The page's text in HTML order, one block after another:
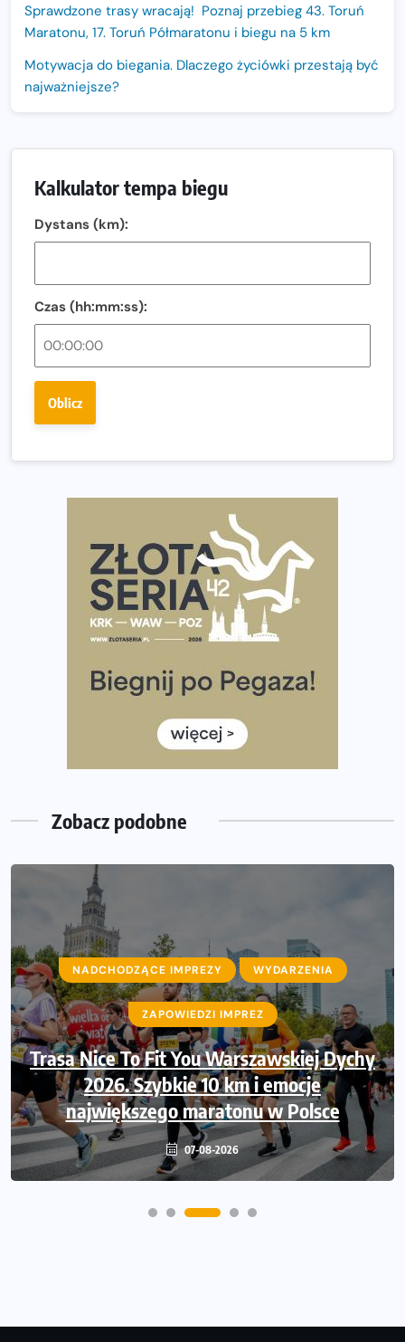
Sprawdzone trasy wracają! Poznaj przebieg 43. Toruń
Maratonu, 17. Toruń Półmaratonu i biegu na 5 km
Motywacja do biegania. Dlaczego życiówki przestają być
najważniejsze?
Sprawdzony przebieg i profil stworzony do szybkiego
biegania
Amazfit Balance 3: Kompleksowe narzędzie dla biegacza
i zawodnika Hyrox?
Regeneracja w bieganiu. Co warto o niej wiedzieć?
Ostatnie wolne miejsca na jubileuszowy Bieg
dniu.
wybiera wyzwanie trzech największych maratonów w
Praska 5k Run gospodarzem Mistrzostw Polski
Największy Bieg Powstania Warszawskiego w historii.
Ponad 12 tysięcy uczestników pobiegło dla Bohaterów!
Tętno vs tempo – czym kierować się w bieganiu?
Co ma dużo białka? Produkty, które warto włączyć do
Rozbiegany Olsztyn szykuje się na weekend z
Już w tę sobotę 35. Bieg Powstania Warszawskiego.
Wystartuje rekordowa liczba uczestników
Kalkulator tempa biegu
Dystans (km):
Czas (hh:mm:ss):
Oblicz
Zobacz podobne
NADCHODZĄCE IMPREZY WYDARZENIA
ZAPOWIEDZI IMPREZ
Trasa Nice To Fit You Warszawskiej Dychy
2026. Szybkie 10 km i emocje
największego maratonu w Polsce
07-08-2026
NADCHODZĄCE IMPREZY WYDARZENIA
ZAPOWIEDZI IMPREZ
Ruszają zapisy na Nice To Fit You Mini
Maraton przy okazji 48. Maratonu
Warszawskiego
06-08-2026